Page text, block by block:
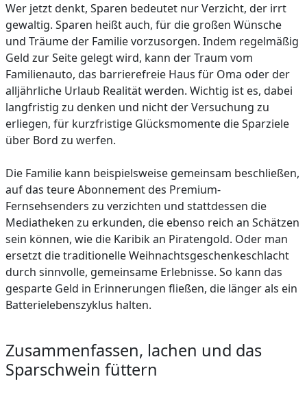
Wer jetzt denkt, Sparen bedeutet nur Verzicht, der irrt
gewaltig. Sparen heißt auch, für die großen Wünsche
und Träume der Familie vorzusorgen. Indem regelmäßig
Geld zur Seite gelegt wird, kann der Traum vom
Familienauto, das barrierefreie Haus für Oma oder der
alljährliche Urlaub Realität werden. Wichtig ist es, dabei
langfristig zu denken und nicht der Versuchung zu
erliegen, für kurzfristige Glücksmomente die Sparziele
über Bord zu werfen.
Die Familie kann beispielsweise gemeinsam beschließen,
auf das teure Abonnement des Premium-
Fernsehsenders zu verzichten und stattdessen die
Mediatheken zu erkunden, die ebenso reich an Schätzen
sein können, wie die Karibik an Piratengold. Oder man
ersetzt die traditionelle Weihnachtsgeschenkeschlacht
durch sinnvolle, gemeinsame Erlebnisse. So kann das
gesparte Geld in Erinnerungen fließen, die länger als ein
Batterielebenszyklus halten.
Zusammenfassen, lachen und das
Sparschwein füttern